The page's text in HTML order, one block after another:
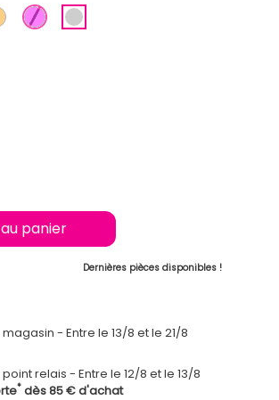
ORANGE CLAIR
ROSE
panier
Dernières pièces disponibles !
magasin
Entre le 13/8 et le 21/8
point relais
Entre le 12/8 et le 13/8
* dès 85 € d'achat